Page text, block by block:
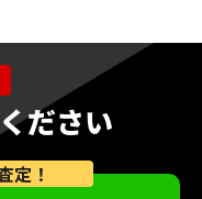
ださい
定！